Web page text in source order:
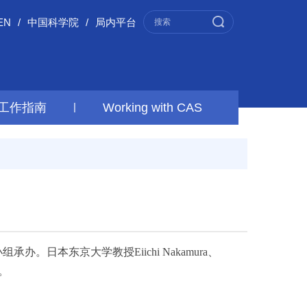
局内平台
/
中国科学院
/
作指南 | Working with CAS
承办。
日本东京大学教授Eiichi Nakamura、